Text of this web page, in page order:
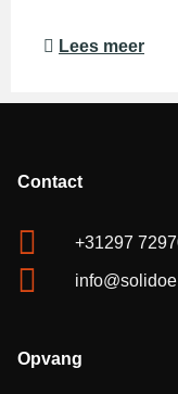
Lees meer
Contact
+31297
Opvang